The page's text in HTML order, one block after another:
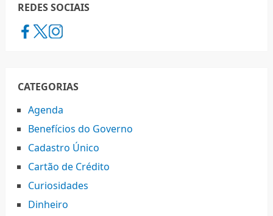
REDES SOCIAIS
CATEGORIAS
Agenda
Benefícios do Governo
Cadastro Único
Cartão de Crédito
Curiosidades
Dinheiro